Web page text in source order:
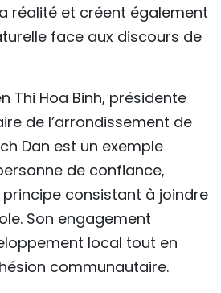
réalité et créent également
face aux discours de
Thi Hoa Binh, présidente
de l’arrondissement de
Dan est un exemple
de confiance,
consistant à joindre
Son engagement
local tout en
communautaire.